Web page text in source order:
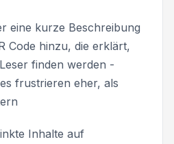
eine kurze Beschreibung
Code hinzu, die erklärt,
finden werden -
frustrieren eher, als
Inhalte auf